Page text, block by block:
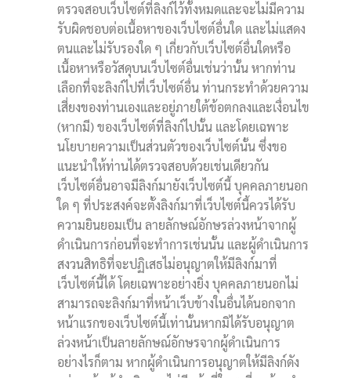
ตรวจสอบเว็บไซต์ที่ลิงก์ไว้ทั้งหมดและจะไม่มีความ
รับผิดชอบต่อเนื้อหาของเว็บไซต์อื่นใด และไม่แสดง
ตนและไม่รับรองใด ๆ เกี่ยวกับเว็บไซต์อื่นใดหรือ
เนื้อหาหรือวัสดุบนเว็บไซต์อื่นเช่นว่านั้น หากท่าน
เลือกที่จะลิงก์ไปที่เว็บไซต์อื่น ท่านกระทำด้วยความ
เสี่ยงของท่านเองและอยู่ภายใต้ข้อตกลงและเงื่อนไข
(หากมี) ของเว็บไซต์ที่ลิงก์ไปนั้น และโดยเฉพาะ
นโยบายความเป็นส่วนตัวของเว็บไซต์นั้น ซึ่งขอ
แนะนำให้ท่านได้ตรวจสอบด้วยเช่นเดียวกัน
เว็บไซต์อื่นอาจมีลิงก์มายังเว็บไซต์นี้ บุคคลภายนอก
ใด ๆ ที่ประสงค์จะตั้งลิงก์มาที่เว็บไซต์นี้ควรได้รับ
ความยินยอมเป็น ลายลักษณ์อักษรล่วงหน้าจากผู้
ดำเนินการก่อนที่จะทำการเช่นนั้น และผู้ดำเนินการ
สงวนสิทธิที่จะปฏิเสธไม่อนุญาตให้มีลิงก์มาที่
เว็บไซต์นี้ได้ โดยเฉพาะอย่างยิ่ง บุคคลภายนอกไม่
สามารถจะลิงก์มาที่หน้าเว็บข้างในอื่นได้นอกจาก
หน้าแรกของเว็บไซต์นี้เท่านั้นหากมิได้รับอนุญาต
ล่วงหน้าเป็นลายลักษณ์อักษรจากผู้ดำเนินการ
อย่างไรก็ตาม หากผู้ดำเนินการอนุญาตให้มีลิงก์ดัง